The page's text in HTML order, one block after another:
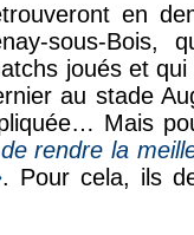
en
sous-Bois,
joués et
au stade
Mais
rendre la
. Pour cela, ils